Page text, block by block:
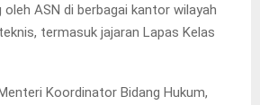
ASN di berbagai kantor wilayah
termasuk jajaran Lapas Kelas
Koordinator Bidang Hukum,